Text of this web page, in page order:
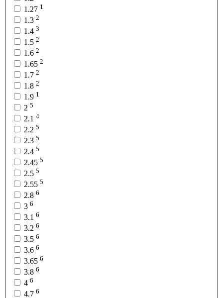
1.27 1
1.3 2
1.4 3
1.5 2
1.6 2
1.65 2
1.7 2
1.8 2
1.9 1
2 5
2.1 4
2.2 5
2.3 5
2.4 5
2.45 5
2.5 5
2.55 5
2.8 6
3 6
3.1 6
3.2 6
3.5 6
3.6 6
3.65 6
3.8 6
4 6
4.7 6